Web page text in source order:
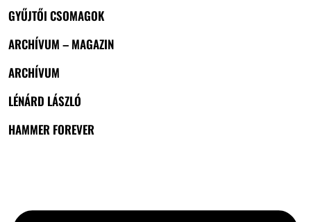
GYŰJTŐI CSOMAGOK
ARCHÍVUM – MAGAZIN
ARCHÍVUM
LÉNÁRD LÁSZLÓ
HAMMER FOREVER